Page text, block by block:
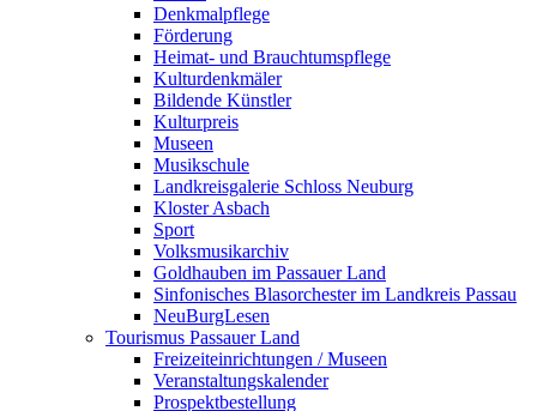
Denkmalpflege
Förderung
Heimat- und Brauchtumspflege
Kulturdenkmäler
Bildende Künstler
Kulturpreis
Museen
Musikschule
Landkreisgalerie Schloss Neuburg
Kloster Asbach
Sport
Volksmusikarchiv
Goldhauben im Passauer Land
Sinfonisches Blasorchester im Landkreis Passau
NeuBurgLesen
Tourismus Passauer Land
Freizeiteinrichtungen / Museen
Veranstaltungskalender
Prospektbestellung